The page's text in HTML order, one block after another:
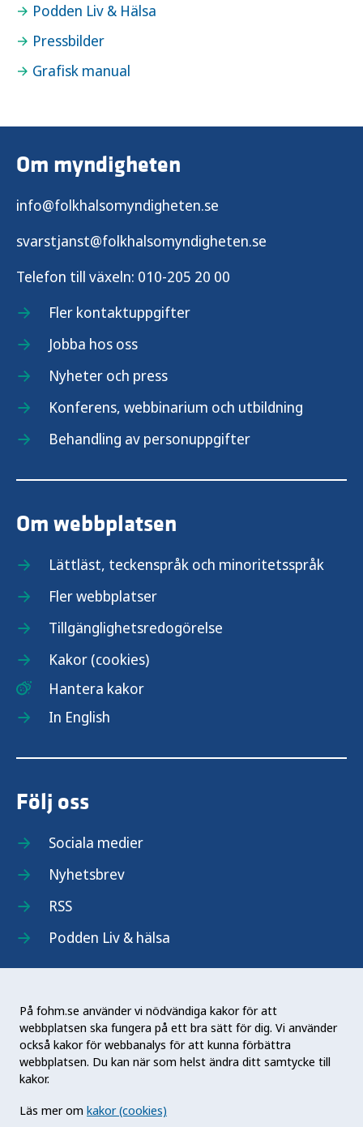
På fohm.se använder vi nödvändiga kakor för att
webbplatsen ska fungera på ett bra sätt för dig. Vi använder
också kakor för webbanalys för att kunna förbättra
webbplatsen. Du kan när som helst ändra ditt samtycke till
kakor.
Läs mer om kakor (cookies)
Podden Liv & Hälsa
Pressbilder
Grafisk manual
Om myndigheten
info@folkhalsomyndigheten.se
svarstjanst@folkhalsomyndigheten.se
Telefon till växeln: 010-205 20 00
Fler kontaktuppgifter
Jobba hos oss
Nyheter och press
Konferens, webbinarium och utbildning
Behandling av personuppgifter
Om webbplatsen
Lättläst, teckenspråk och minoritetsspråk
Fler webbplatser
Tillgänglighetsredogörelse
Kakor (cookies)
Hantera kakor
In English
Följ oss
Sociala medier
Nyhetsbrev
RSS
Podden Liv & hälsa
Folkhälsomyndigheten (Fohm) är en nationell
kunskapsmyndighet som arbetar för en bättre
folkhälsa. Det gör myndigheten genom att
främja hälsa, förebygga ohälsa och skydda mot